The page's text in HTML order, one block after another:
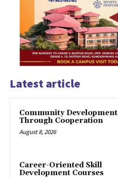
Latest article
Community Development
Through Cooperation
August 8, 2026
Career-Oriented Skill
Development Courses